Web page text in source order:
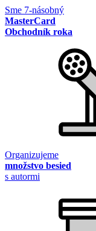
Sme 7-násobný
MasterCard
Obchodník roka
Organizujeme
množstvo besied
s autormi